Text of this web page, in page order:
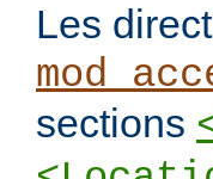
Les
sections